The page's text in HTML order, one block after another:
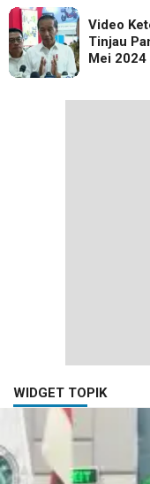
Video
Tinjau
Mei 2024
WIDGET TOPIK